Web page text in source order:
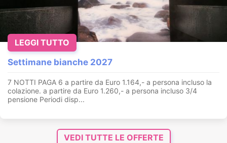
Settimane bianche 2027
7 NOTTI PAGA 6 a partire da Euro 1.164,- a persona incluso la
colazione. a partire da Euro 1.260,- a persona incluso 3/4
pensione Periodi disp...
LEGGI TUTTO
VEDI TUTTE LE OFFERTE